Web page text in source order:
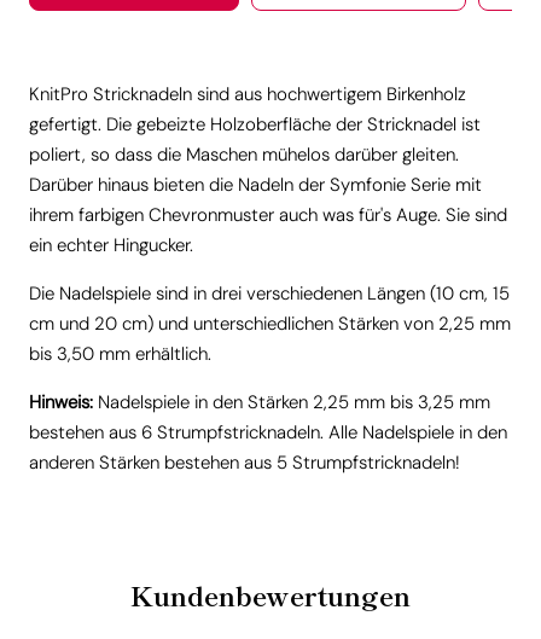
KnitPro Stricknadeln sind aus hochwertigem Birkenholz
gefertigt. Die gebeizte Holzoberfläche der Stricknadel ist
poliert, so dass die Maschen mühelos darüber gleiten.
Darüber hinaus bieten die Nadeln der Symfonie Serie mit
ihrem farbigen Chevronmuster auch was für's Auge. Sie sind
ein echter Hingucker.
Die Nadelspiele sind in drei verschiedenen Längen (10 cm, 15
cm und 20 cm) und unterschiedlichen Stärken von 2,25 mm
bis 3,50 mm erhältlich.
Hinweis: Nadelspiele in den Stärken 2,25 mm bis 3,25 mm
bestehen aus 6 Strumpfstricknadeln. Alle Nadelspiele in den
anderen Stärken bestehen aus 5 Strumpfstricknadeln!
Kundenbewertungen